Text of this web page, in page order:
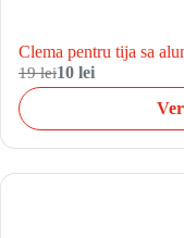
Clema pentru tija sa
19 lei10 lei